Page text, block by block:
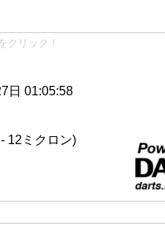
クリック！
日 01:05:58
12ミクロン)